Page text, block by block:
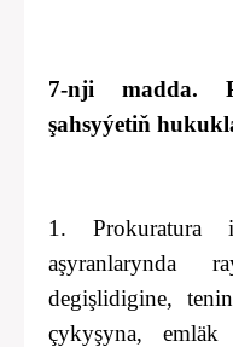
7-nji madda.
şahsyýetiň
1. Prokuratura
aşyranlarynda
degişlidigine,
çykyşyna,